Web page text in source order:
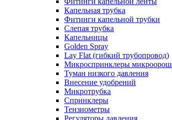
Капельная трубка
Фитинги капельной трубки
Слепая трубка
Капельницы
Golden Spray
Lay Flat (гибкий трубопровод)
Микроспринклеры
Туман низкого давления
Внесение удобрений
Микротрубка
Спринклеры
Тензиометры